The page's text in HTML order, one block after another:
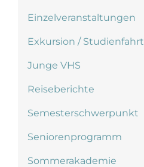
Einzelveranstaltungen
Exkursion / Studienfahrt
Junge VHS
Reiseberichte
Semesterschwerpunkt
Seniorenprogramm
Sommerakademie